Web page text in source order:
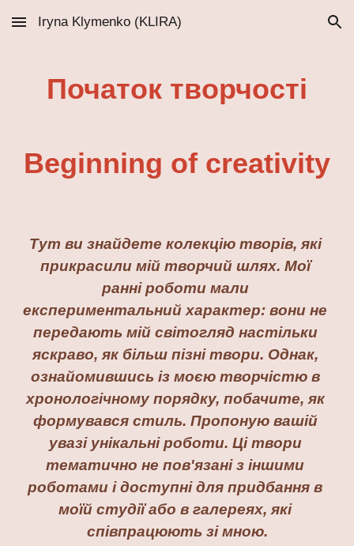
Skip to main content Skip to navigation
Iryna Klymenko (KLIRA)
Початок творчості
Beginning of creativity
Тут ви знайдете колекцію творів, які
прикрасили мій творчий шлях. Мої
ранні роботи мали
експериментальний характер: вони не
передають мій світогляд настільки
яскраво, як більш пізні твори. Однак,
ознайомившись із моєю творчістю в
хронологічному порядку, побачите, як
формувався стиль. Пропоную вашій
увазі унікальні роботи. Ці твори
тематично не пов'язані з іншими
роботами і доступні для придбання в
моїй студії або в галереях, які
співпрацюють зі мною.